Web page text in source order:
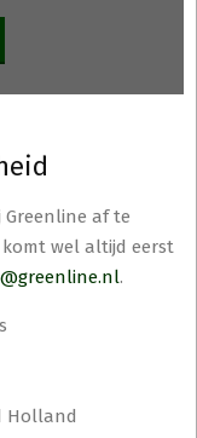
af te
wel altijd eerst
.
Holland